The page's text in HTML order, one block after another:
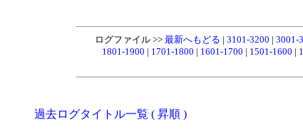
ログファイル >> 最新へもどる | 3101-3200 | 3001-
1801-1900 | 1701-1800 | 1601-1700 | 1501-1600 |
過去ログタイトル一覧 ( 昇順 )